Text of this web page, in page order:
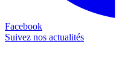
Facebook
Suivez nos actualités